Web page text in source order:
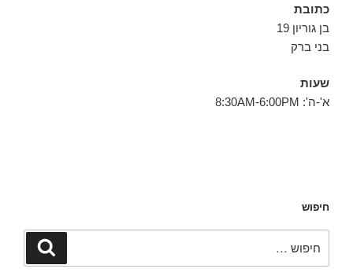
כתובת
בן גוריון 19
בני ברק
שעות
א'-ה': 8:30AM-6:00PM
חיפוש
חיפוש